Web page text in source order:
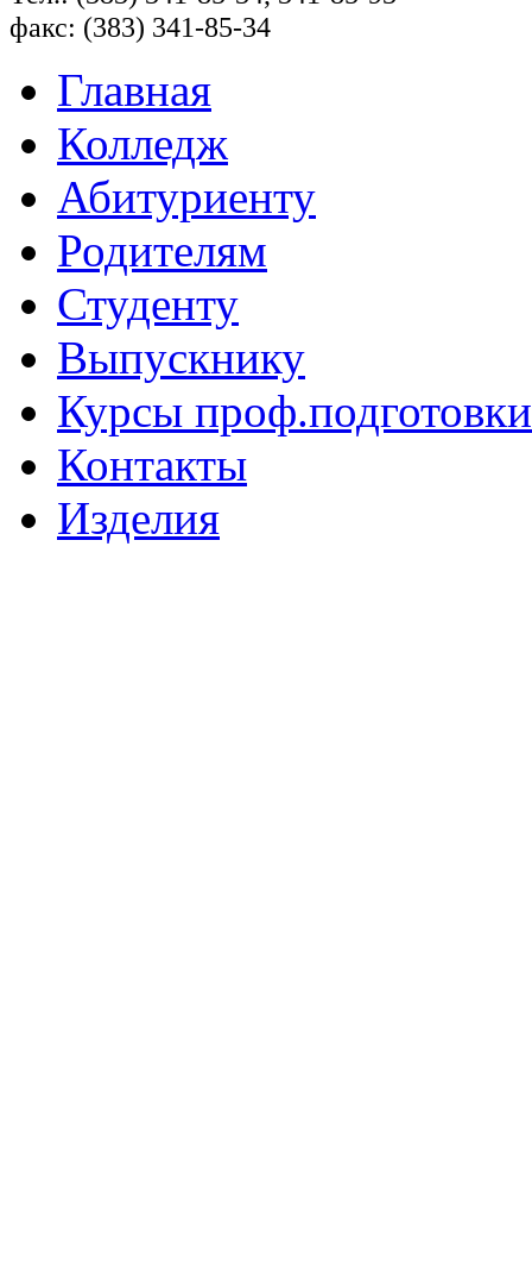
факс: (383) 341-85-34
Главная
Колледж
Абитуриенту
Родителям
Студенту
Выпускнику
Курсы проф.подготовки
Контакты
Изделия